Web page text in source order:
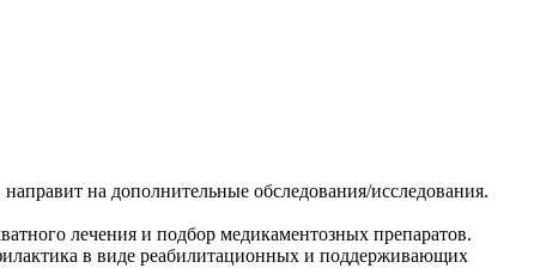
на дополнительные обследования/исследования.
лечения и подбор медикаментозных препаратов.
в виде реабилитационных и поддерживающих